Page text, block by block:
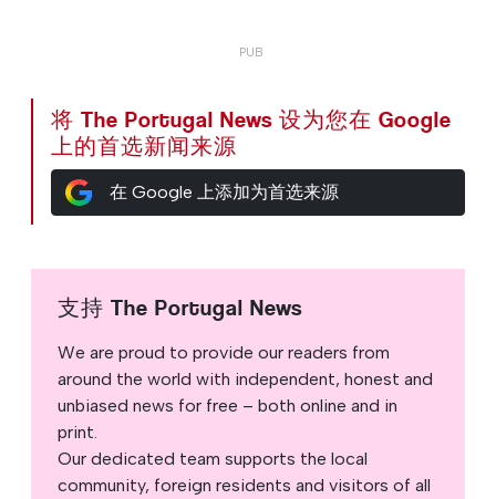
将 The Portugal News 设为您在 Google
上的首选新闻来源
在 Google 上添加为首选来源
支持 The Portugal News
We are proud to provide our readers from
around the world with independent, honest and
unbiased news for free – both online and in
print.
Our dedicated team supports the local
community, foreign residents and visitors of all